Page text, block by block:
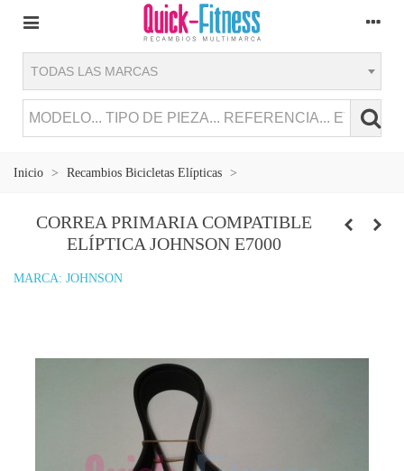
TODAS LAS MARCAS
Inicio > Recambios Bicicletas Elípticas >
CORREA PRIMARIA COMPATIBLE
ELÍPTICA JOHNSON E7000
MARCA: JOHNSON